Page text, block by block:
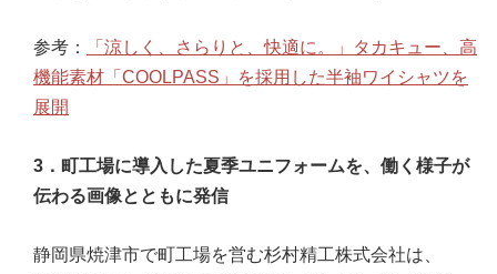
参考：
「涼しく、さらりと、快適に。」タカキュー、高
機能素材「COOLPASS」を採用した半袖ワイシャツを
展開
3．町工場に導入した夏季ユニフォームを、働く様子が
伝わる画像とともに発信
静岡県焼津市で町工場を営む杉村精工株式会社は、